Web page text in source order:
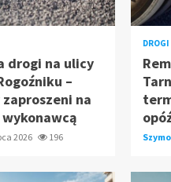
drogi na ulicy
–
na
2026 196